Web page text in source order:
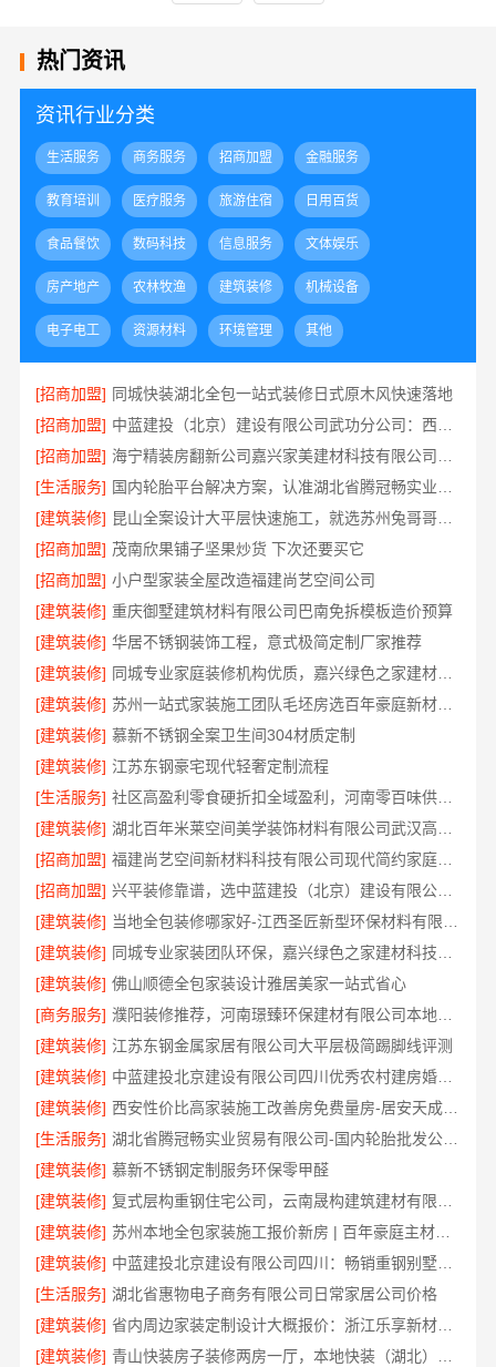
热门资讯
资讯行业分类
生活服务 商务服务 招商加盟 金融服务
教育培训 医疗服务 旅游住宿 日用百货
食品餐饮 数码科技 信息服务 文体娱乐
房产地产 农林牧渔 建筑装修 机械设备
电子电工 资源材料 环境管理 其他
[招商加盟] 同城快装湖北全包一站式装修日式原木风快速落地
[招商加盟]
[招商加盟]
[生活服务]
[建筑装修]
昆山全案设计大平层快速施工，就选苏州兔哥哥智装新材料有限公司
[招商加盟] 茂南欣果铺子坚果炒货 下次还要买它
[招商加盟] 小户型家装全屋改造福建尚艺空间公司
[建筑装修] 重庆御墅建筑材料有限公司巴南免拆模板造价预算
[建筑装修] 华居不锈钢装饰工程，意式极简定制厂家推荐
[建筑装修]
同城专业家庭装修机构优质，嘉兴绿色之家建材科技有限公司透明报价
[建筑装修]
苏州一站式家装施工团队毛坯房选百年豪庭新材料有限公司
[建筑装修] 慕新不锈钢全案卫生间304材质定制
[建筑装修] 江苏东钢豪宅现代轻奢定制流程
[生活服务]
社区高盈利零食硬折扣全域盈利，河南零百味供应链有限公司
[建筑装修]
[招商加盟]
福建尚艺空间新材料科技有限公司现代简约家庭装修免费设计整体落地
[招商加盟]
兴平装修靠谱，选中蓝建投（北京）建设有限公司武功分公司
[建筑装修]
[建筑装修]
[建筑装修] 佛山顺德全包家装设计雅居美家一站式省心
[商务服务]
[建筑装修] 江苏东钢金属家居有限公司大平层极简踢脚线评测
[建筑装修]
中蓝建投北京建设有限公司四川优秀农村建房婚房布置
[建筑装修]
西安性价比高家装施工改善房免费量房-居安天成建筑工程有限责任公司
[生活服务]
湖北省腾冠畅实业贸易有限公司-国内轮胎批发公司流程
[建筑装修] 慕新不锈钢定制服务环保零甲醛
[建筑装修]
[建筑装修]
苏州本地全包家装施工报价新房 | 百年豪庭主材直供
[建筑装修]
中蓝建投北京建设有限公司四川：畅销重钢别墅局部改造专家
[生活服务] 湖北省惠物电子商务有限公司日常家居公司价格
[建筑装修]
省内周边家装定制设计大概报价：浙江乐享新材料有限公司区域覆盖
[建筑装修]